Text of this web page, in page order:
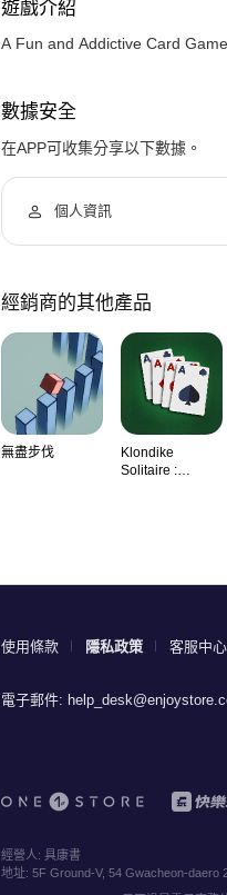
遊戲介紹
A Fun and Addictive Card
數據安全
在APP可收集分享以下數據。
個人資訊
經銷商的其他產品
無盡步伐
Klondike
Solitaire :
使用條款 隱私政策 客服中心
電子郵件:
經營人: 具康書
地址: 5F Ground-V, 54 Gwacheon-daero